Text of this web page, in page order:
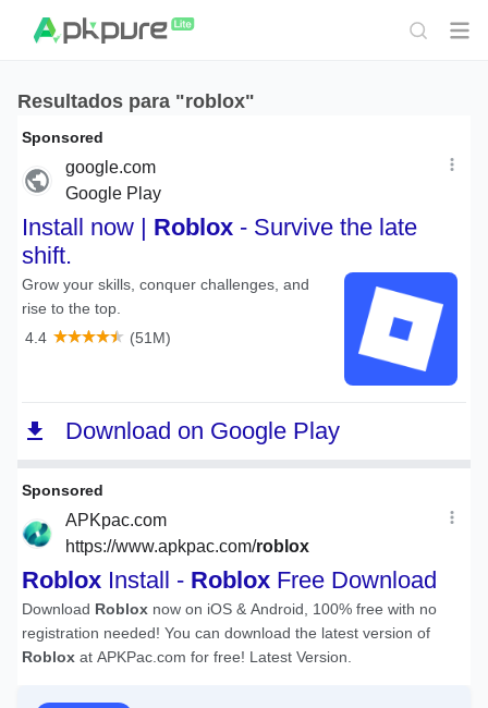
Resultados para "roblox"